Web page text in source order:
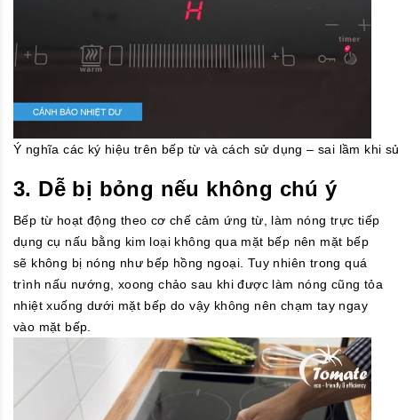
Ý nghĩa các ký hiệu trên bếp từ và cách sử dụng – sai lầm khi
3. Dễ bị bỏng nếu không chú ý
Bếp từ hoạt động theo cơ chế cảm ứng từ, làm nóng trực tiếp
dụng cụ nấu bằng kim loại không qua mặt bếp nên mặt bếp
sẽ không bị nóng như bếp hồng ngoại. Tuy nhiên trong quá
trình nấu nướng, xoong chảo sau khi được làm nóng cũng tỏa
nhiệt xuống dưới mặt bếp do vậy không nên chạm tay ngay
vào mặt bếp.